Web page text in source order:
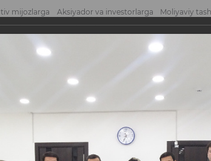
mijozlarga Aksiyador va investorlarga Moliyaviy
yuborish
banki!